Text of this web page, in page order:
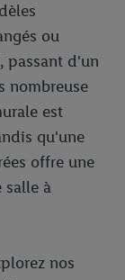
ou
passant d'un
nombreuse
est
qu'une
offre une
salle à
nos